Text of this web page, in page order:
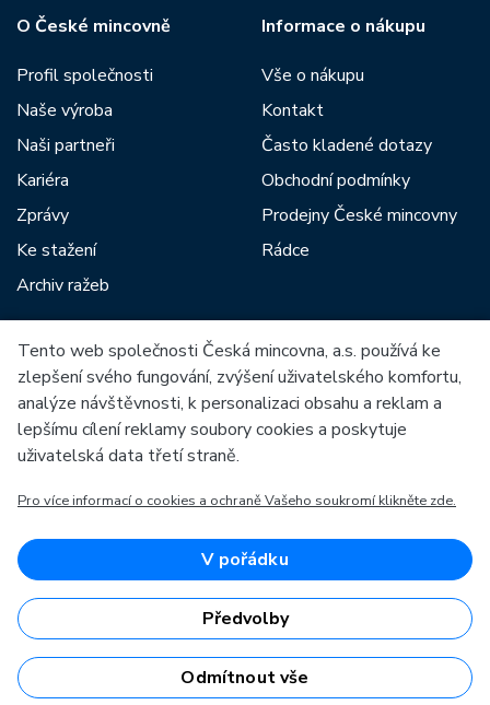
O České mincovně
Profil společnosti
Naše výroba
Naši partneři
Kariéra
Zprávy
Ke stažení
Archiv ražeb
Informace o nákupu
Vše o nákupu
Kontakt
Často kladené dotazy
Obchodní podmínky
Prodejny České mincovny
Rádce
Mezi naše partnery patří:
Evropská unie
OP Podnikání a inovace pro konkurenceschopnost
Evropský fond pro regionální rozvoj
Česká mincovna, a.s. © 1993 - 2026
Tento web společnosti Česká mincovna, a.s. používá ke
zlepšení svého fungování, zvýšení uživatelského komfortu,
analýze návštěvnosti, k personalizaci obsahu a reklam a
lepšímu cílení reklamy soubory cookies a poskytuje
uživatelská data třetí straně.
Pro více informací o cookies a ochraně Vašeho soukromí klikněte zde.
V pořádku
Předvolby
Odmítnout vše